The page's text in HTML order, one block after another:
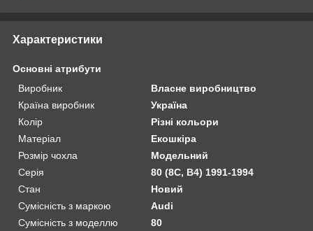
Характеристики
Основні атрибути
Виробник
Власне виробництво
Країна виробник
Україна
Колір
Різні кольори
Матеріал
Екошкіра
Розмір чохла
Модельний
Серія
80 (8C, B4) 1991-1994
Стан
Новий
Сумісність з маркою
Audi
Сумісність з моделлю
80